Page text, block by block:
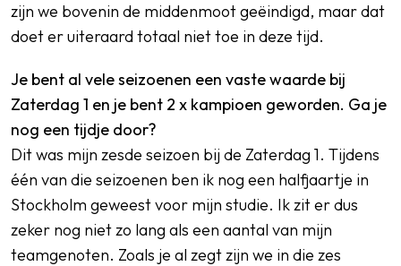
zijn we bovenin de middenmoot geëindigd, maar dat
doet er uiteraard totaal niet toe in deze tijd.
Je bent al vele seizoenen een vaste waarde bij
Zaterdag 1 en je bent 2 x kampioen geworden. Ga je
nog een tijdje door?
Dit was mijn zesde seizoen bij de Zaterdag 1. Tijdens
één van die seizoenen ben ik nog een halfjaartje in
Stockholm geweest voor mijn studie. Ik zit er dus
zeker nog niet zo lang als een aantal van mijn
teamgenoten. Zoals je al zegt zijn we in die zes